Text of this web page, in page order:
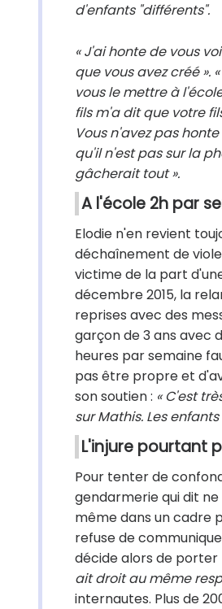
d'enfants "différents".
« J'ai honte de vous
que vous avez créé ».
vous le mettre à
fils m'a dit que votre
Vous n'avez pas honte
qu'il n'est pas sur la
gâcherait tout ».
A l'école 2h par
Elodie n'en revient
déchaînement de
victime de la part
décembre 2015, la
reprises avec des
garçon de 3 ans avec
heures par semaine
pas être propre et
son soutien : « C'est
sur Mathis. Les
L'injure pourtant
Pour tenter de
gendarmerie qui dit
même dans un cadre
refuse de
décide alors de porter
ait droit au même
internautes. Plus de